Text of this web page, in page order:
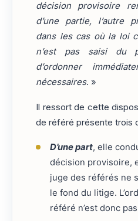
décision provisoire
d’une partie, l’autre
dans les cas où la loi
n’est pas saisi du
d’ordonner
nécessaires. »
Il ressort de cette
de référé présente trois
D’une part, elle
décision provisoire,
juge des référés ne
le fond du litige.
référé n’est donc